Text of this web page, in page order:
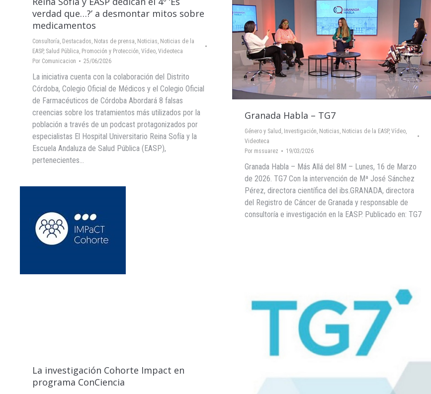
verdad que…?’ a desmontar mitos sobre
medicamentos
Consultoría, Destacados, Notas de prensa, Noticias, Noticias de la
EASP, Salud Pública, Promoción y Protección, Vídeo, Videoteca
Por Comunicacion 25/06/2026
La iniciativa cuenta con la colaboración del Distrito
Córdoba, Colegio Oficial de Médicos y el Colegio Oficial
de Farmacéuticos de Córdoba Abordará 8 falsas
creencias sobre los tratamientos más utilizados por la
población a través de un podcast protagonizados por
especialistas El Hospital Universitario Reina Sofía y la
Escuela Andaluza de Salud Pública (EASP),
pertenecientes…
Granada Habla – TG7
Género y Salud , Investigación, Noticias, Noticias de la EASP, Vídeo,
Videoteca
Por mssuarez 19/03/2026
Granada Habla – Más Allá del 8M – Lunes, 16 de Marzo
de 2026. TG7 Con la intervención de Mª José Sánchez
Pérez, directora científica del ibs.GRANADA, directora
del Registro de Cáncer de Granada y responsable de
consultoría e investigación en la EASP. Publicado en: TG7
La investigación Cohorte Impact en
programa ConCiencia